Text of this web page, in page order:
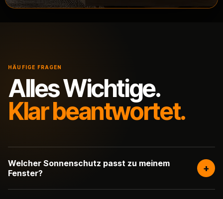
HÄUFIGE FRAGEN
Alles Wichtige.
Klar beantwortet.
Welcher Sonnenschutz passt zu meinem
Fenster?
+